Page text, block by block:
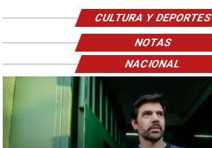
CULTURA Y DEPORTES
NOTAS
NACIONAL